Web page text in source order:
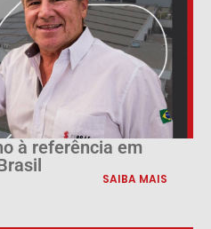
à referência em
SAIBA MAIS